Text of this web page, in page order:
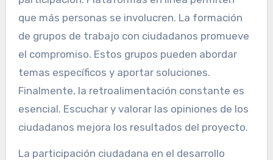
que más personas se involucren. La formación
de grupos de trabajo con ciudadanos promueve
el compromiso. Estos grupos pueden abordar
temas específicos y aportar soluciones.
Finalmente, la retroalimentación constante es
esencial. Escuchar y valorar las opiniones de los
ciudadanos mejora los resultados del proyecto.
La participación ciudadana en el desarrollo